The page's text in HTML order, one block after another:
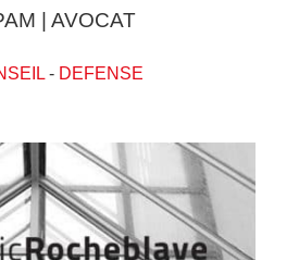
| AVOCAT
- DEFENSE